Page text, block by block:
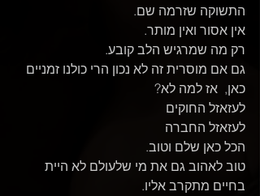
התשוקה שזרמה שם.
אין אסור ואין מותר.
רק מה שמרגיש הלב קובע.
גם אם מוסרית זה לא נכון הרי כולנו זמניים
כאן,  אז למה לא?
לעזאזל החוקים
לעזאזל החברה
הכל כאן שלם וטוב.
טוב לאהוב גם את מי שלעולם לא היית
בחיים מתקרב אליו.